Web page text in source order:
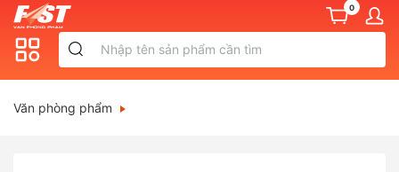
0
Văn phòng phẩm